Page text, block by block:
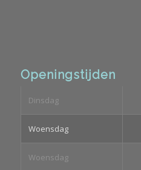
Openingstijden
Dinsdag
Woensdag
Woensdag